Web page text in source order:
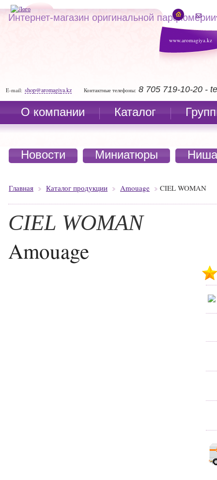
www.aromagiya.kz
Интернет-магазин оригинальной парфюмерии
E-mail: shop@aromagiya.kz Контактные телефоны: 8 705 719-10-20 -
О компании Каталог
Новости Миниатюры
Главная Каталог продукции Amouage CIEL WOMAN
CIEL WOMAN
Amouage